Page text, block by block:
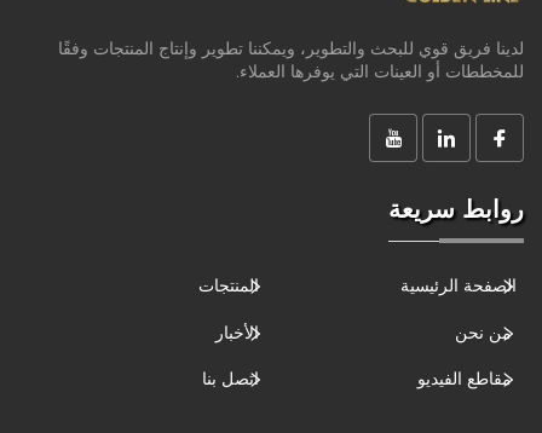
لدينا فريق قوي للبحث والتطوير، ويمكننا تطوير وإنتاج المنتجات وفقًا
للمخططات أو العينات التي يوفرها العملاء.
روابط سريعة
الصفحة الرئيسية المنتجات
من نحن الأخبار
مقاطع الفيديو اتصل بنا